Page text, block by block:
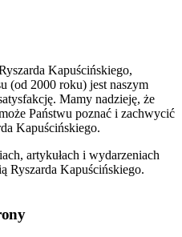
Kapuścińskiego,
(od 2000 roku) jest naszym
Mamy nadzieję, że
Państwu poznać i zachwycić
Kapuścińskiego.
artykułach i wydarzeniach
Ryszarda Kapuścińskiego.